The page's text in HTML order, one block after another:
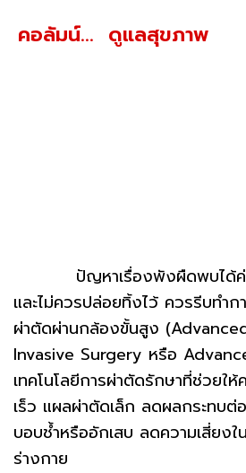
คอลัมน์... ดูแลสุขภาพ
ปัญหาเรื่องพังผืดพบได้ค่อ
และไม่ควรปล่อยทิ้งไว้ ควรรีบทำก
ผ่าตัดผ่านกล้องขั้นสูง
Invasive Surgery หรือ
เทคโนโลยีการผ่าตัดรักษาที่ช่วยใ
เร็ว แผลผ่าตัดเล็ก ลดผลกระทบต่
บอบช้ำหรืออักเสบ ลดความเสี่ยง
ร่างกาย